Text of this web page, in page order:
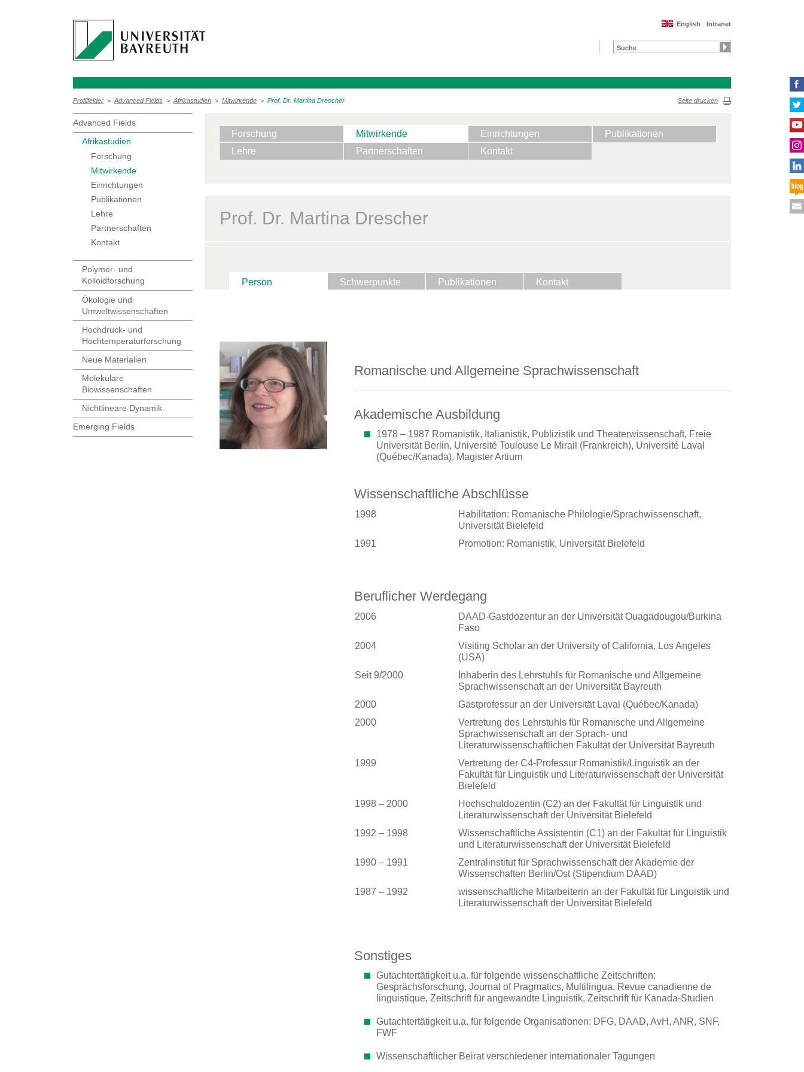
Intranet
English
Profilfelder > Advanced Fields > Afrikastudien > Mitwirkende > Prof. Dr. Martina Drescher Seite drucken
Advanced Fields
Afrikastudien
Forschung
Mitwirkende
Einrichtungen
Publikationen
Lehre
Partnerschaften
Kontakt
Polymer- und
Kolloidforschung
Ökologie und
Umweltwissenschaften
Hochdruck- und
Hochtemperaturforschung
Neue Materialien
Molekulare
Biowissenschaften
Nichtlineare Dynamik
Emerging Fields
Forschung Mitwirkende Einrichtungen
Publikationen
Lehre
Partnerschaften Kontakt
Prof. Dr. Martina Drescher
Person Schwerpunkte Publikationen Kontakt
Romanische und Allgemeine Sprachwissenschaft
Akademische Ausbildung
1978 – 1987 Romanistik, Italianistik, Publizistik und Theaterwissenschaft, Freie
Universität Berlin, Université Toulouse Le Mirail (Frankreich), Université Laval
(Québec/Kanada), Magister Artium
Wissenschaftliche Abschlüsse
1998
Habilitation: Romanische Philologie/Sprachwissenschaft,
Universität Bielefeld
1991
Promotion: Romanistik, Universität Bielefeld
Beruflicher Werdegang
2006
DAAD-Gastdozentur an der Universität Ouagadougou/Burkina
Faso
2004
Visiting Scholar an der University of California, Los Angeles
(USA)
Seit 9/2000
Inhaberin des Lehrstuhls für Romanische und Allgemeine
Sprachwissenschaft an der Universität Bayreuth
2000
Gastprofessur an der Universität Laval (Québec/Kanada)
2000
Vertretung des Lehrstuhls für Romanische und Allgemeine
Sprachwissenschaft an der Sprach- und
Literaturwissenschaftlichen Fakultät der Universität Bayreuth
1999
Vertretung der C4-Professur Romanistik/Linguistik an der
Fakultät für Linguistik und Literaturwissenschaft der Universität
Bielefeld
1998 – 2000
Hochschuldozentin (C2) an der Fakultät für Linguistik und
Literaturwissenschaft der Universität Bielefeld
1992 – 1998
Wissenschaftliche Assistentin (C1) an der Fakultät für Linguistik
und Literaturwissenschaft der Universität Bielefeld
1990 – 1991
Zentralinstitut für Sprachwissenschaft der Akademie der
Wissenschaften Berlin/Ost (Stipendium DAAD)
1987 – 1992
wissenschaftliche Mitarbeiterin an der Fakultät für Linguistik und
Literaturwissenschaft der Universität Bielefeld
Sonstiges
Gutachtertätigkeit u.a. für folgende wissenschaftliche Zeitschriften:
Gesprächsforschung, Journal of Pragmatics, Multilingua, Revue canadienne de
linguistique, Zeitschrift für angewandte Linguistik, Zeitschrift für Kanada-Studien
Gutachtertätigkeit u.a. für folgende Organisationen: DFG, DAAD, AvH, ANR, SNF,
FWF
Wissenschaftlicher Beirat verschiedener internationaler Tagungen